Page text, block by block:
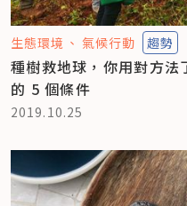
生態環境 氣候行動 趨勢
種樹救地球，你用對方法
的 5 個條件
2019.10.25